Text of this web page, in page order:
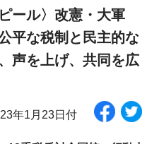
ール〉改憲・大軍
平な税制と民主的な
声を上げ、共同を広
年1月23日付